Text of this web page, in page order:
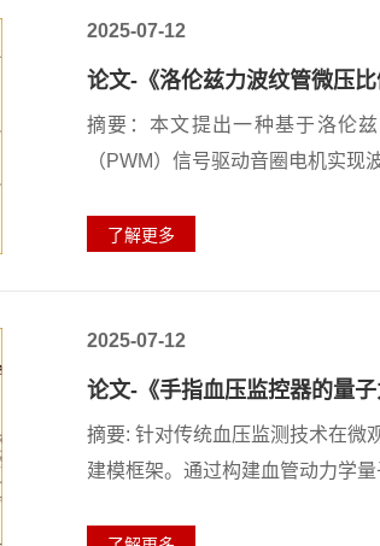
2025-07-12
论文-《洛伦兹力波纹管微压
摘要：本文提出一种基于洛伦
（PWM）信号驱动音圈电机实
2025-07-12
论文-《手指血压监控器的量
摘要: 针对传统血压监测技术在微
建模框架。通过构建血管动力学